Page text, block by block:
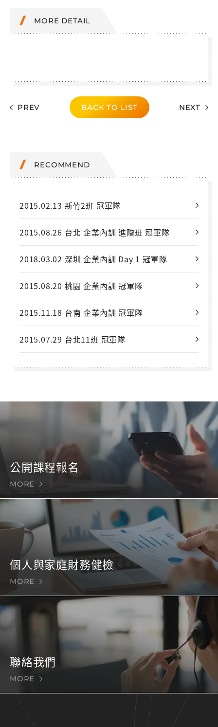
MORE DETAIL
PREV BACK TO LIST NEXT
RECOMMEND
2015.02.13 新竹2班 冠軍隊
2015.08.26 台北 企業內訓 進階班 冠軍隊
2018.03.02 深圳 企業內訓 Day 1 冠軍隊
2015.08.20 桃園 企業內訓 冠軍隊
2015.11.18 台南 企業內訓 冠軍隊
2015.07.29 台北11班 冠軍隊
公開課程報名
MORE
個人與家庭財務健檢
MORE
聯絡我們
MORE